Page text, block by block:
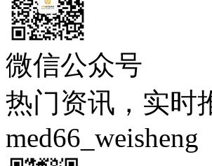
微信公众号
热门资讯，实时
med66_weisheng